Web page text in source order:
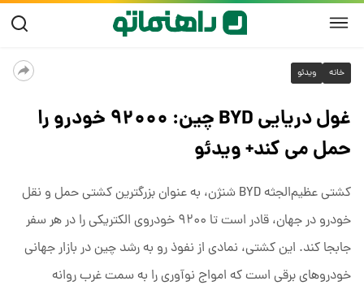
خانه ویدئو
غول دریایی BYD چین: ۹۲۰۰۰ خودرو را
حمل می کند+ ویدئو
کشتی عظیم‌الجثه BYD شنژن، به عنوان بزرگترین کشتی حمل و نقل
خودرو در جهان، قادر است تا ۹۲۰۰ خودروی الکتریکی را در هر سفر
جابجا کند. این کشتی، نمادی از نفوذ رو به رشد چین در بازار جهانی
خودروهای برقی است که امواج نوآوری را به سمت غرب روانه